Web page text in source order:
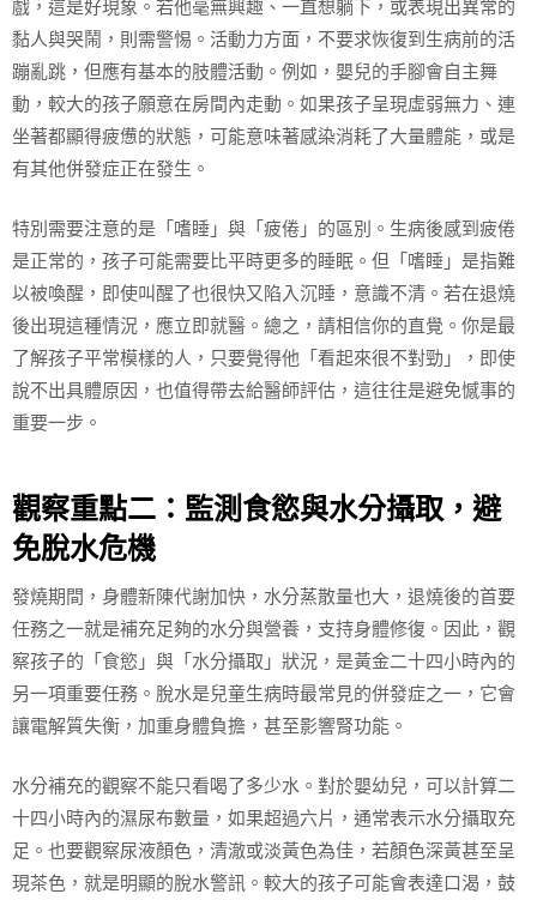
戲，這是好現象。若他毫無興趣、一直想躺下，或表現出異常的
黏人與哭鬧，則需警惕。活動力方面，不要求恢復到生病前的活
蹦亂跳，但應有基本的肢體活動。例如，嬰兒的手腳會自主舞
動，較大的孩子願意在房間內走動。如果孩子呈現虛弱無力、連
坐著都顯得疲憊的狀態，可能意味著感染消耗了大量體能，或是
有其他併發症正在發生。
特別需要注意的是「嗜睡」與「疲倦」的區別。生病後感到疲倦
是正常的，孩子可能需要比平時更多的睡眠。但「嗜睡」是指難
以被喚醒，即使叫醒了也很快又陷入沉睡，意識不清。若在退燒
後出現這種情況，應立即就醫。總之，請相信你的直覺。你是最
了解孩子平常模樣的人，只要覺得他「看起來很不對勁」，即使
說不出具體原因，也值得帶去給醫師評估，這往往是避免憾事的
重要一步。
觀察重點二：監測食慾與水分攝取，避
免脫水危機
發燒期間，身體新陳代謝加快，水分蒸散量也大，退燒後的首要
任務之一就是補充足夠的水分與營養，支持身體修復。因此，觀
察孩子的「食慾」與「水分攝取」狀況，是黃金二十四小時內的
另一項重要任務。脫水是兒童生病時最常見的併發症之一，它會
讓電解質失衡，加重身體負擔，甚至影響腎功能。
水分補充的觀察不能只看喝了多少水。對於嬰幼兒，可以計算二
十四小時內的濕尿布數量，如果超過六片，通常表示水分攝取充
足。也要觀察尿液顏色，清澈或淡黃色為佳，若顏色深黃甚至呈
現茶色，就是明顯的脫水警訊。較大的孩子可能會表達口渴，鼓